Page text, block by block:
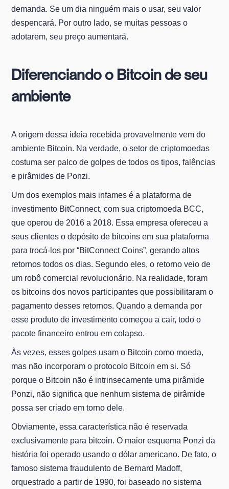
demanda. Se um dia ninguém mais o usar, seu valor
despencará. Por outro lado, se muitas pessoas o
adotarem, seu preço aumentará.
Diferenciando o Bitcoin de seu
ambiente
A origem dessa ideia recebida provavelmente vem do
ambiente Bitcoin. Na verdade, o setor de criptomoedas
costuma ser palco de golpes de todos os tipos, falências
e pirâmides de Ponzi.
Um dos exemplos mais infames é a plataforma de
investimento BitConnect, com sua criptomoeda BCC,
que operou de 2016 a 2018. Essa empresa ofereceu a
seus clientes o depósito de bitcoins em sua plataforma
para trocá-los por “BitConnect Coins”, gerando altos
retornos todos os dias. Segundo eles, o retorno veio de
um robô comercial revolucionário. Na realidade, foram
os bitcoins dos novos participantes que possibilitaram o
pagamento desses retornos. Quando a demanda por
esse produto de investimento começou a cair, todo o
pacote financeiro entrou em colapso.
Às vezes, esses golpes usam o Bitcoin como moeda,
mas não incorporam o protocolo Bitcoin em si. Só
porque o Bitcoin não é intrinsecamente uma pirâmide
Ponzi, não significa que nenhum sistema de pirâmide
possa ser criado em torno dele.
Obviamente, essa característica não é reservada
exclusivamente para bitcoin. O maior esquema Ponzi da
história foi operado usando o dólar americano. De fato, o
famoso sistema fraudulento de Bernard Madoff,
orquestrado a partir de 1990, foi baseado no sistema